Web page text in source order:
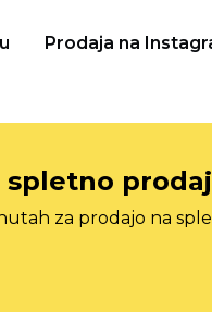
Prodaja na
spletno
za prodajo na